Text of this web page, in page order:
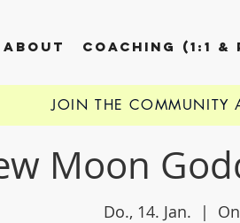
ABOUT COACHING (1:1 &
Moon
Do., 14. Jan.
  |
JOIN THE COMMUNITY